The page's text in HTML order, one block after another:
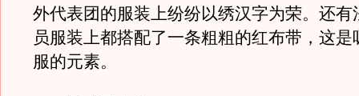
外代表团的服装上纷纷以绣汉字为荣。还有
员服装上都搭配了一条粗粗的红布带，这是
服的元素。